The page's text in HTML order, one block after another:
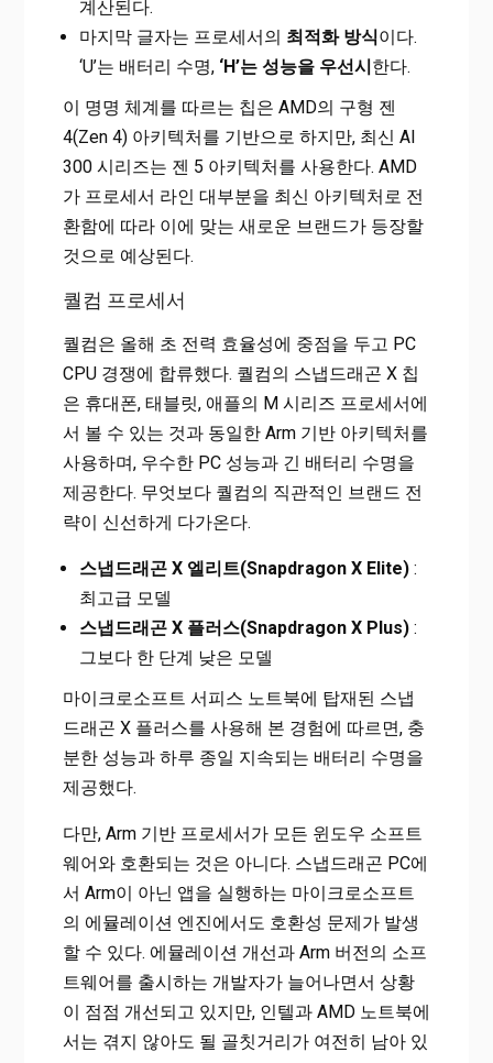
계산된다.
마지막 글자는 프로세서의 최적화 방식이다.
‘U’는 배터리 수명, ‘H’는 성능을 우선시한다.
이 명명 체계를 따르는 칩은 AMD의 구형 젠
4(Zen 4) 아키텍처를 기반으로 하지만, 최신 AI
300 시리즈는 젠 5 아키텍처를 사용한다. AMD
가 프로세서 라인 대부분을 최신 아키텍처로 전
환함에 따라 이에 맞는 새로운 브랜드가 등장할
것으로 예상된다.
퀄컴 프로세서
퀄컴은 올해 초 전력 효율성에 중점을 두고 PC
CPU 경쟁에 합류했다. 퀄컴의 스냅드래곤 X 칩
은 휴대폰, 태블릿, 애플의 M 시리즈 프로세서에
서 볼 수 있는 것과 동일한 Arm 기반 아키텍처를
사용하며, 우수한 PC 성능과 긴 배터리 수명을
제공한다. 무엇보다 퀄컴의 직관적인 브랜드 전
략이 신선하게 다가온다.
스냅드래곤 X 엘리트(Snapdragon X Elite):
최고급 모델
스냅드래곤 X 플러스(Snapdragon X Plus):
그보다 한 단계 낮은 모델
마이크로소프트 서피스 노트북에 탑재된 스냅
드래곤 X 플러스를 사용해 본 경험에 따르면, 충
분한 성능과 하루 종일 지속되는 배터리 수명을
제공했다.
다만, Arm 기반 프로세서가 모든 윈도우 소프트
웨어와 호환되는 것은 아니다. 스냅드래곤 PC에
서 Arm이 아닌 앱을 실행하는 마이크로소프트
의 에뮬레이션 엔진에서도 호환성 문제가 발생
할 수 있다. 에뮬레이션 개선과 Arm 버전의 소프
트웨어를 출시하는 개발자가 늘어나면서 상황
이 점점 개선되고 있지만, 인텔과 AMD 노트북에
서는 겪지 않아도 될 골칫거리가 여전히 남아 있